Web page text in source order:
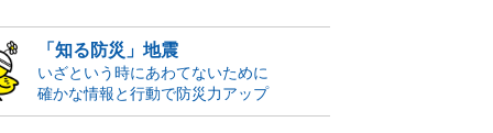
「知る防災」地震
いざという時にあわてないために
確かな情報と行動で防災力アップ